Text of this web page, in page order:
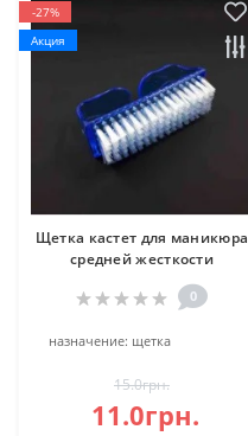
-27%
Акция
Щетка кастет для маникюра
средней жесткости
0
назначение: щетка
15.0грн.
11.0грн.